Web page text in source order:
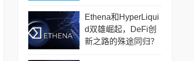
Ethena和HyperLiqui
d双雄崛起，DeFi创
新之路的殊途同归？